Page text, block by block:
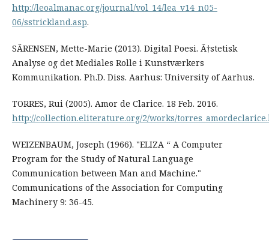
http://leoalmanac.org/journal/vol_14/lea_v14_n05-
06/sstrickland.asp.
SÃRENSEN, Mette-Marie (2013). Digital Poesi. Ã†stetisk
Analyse og det Mediales Rolle i Kunstværkers
Kommunikation. Ph.D. Diss. Aarhus: University of Aarhus.
TORRES, Rui (2005). Amor de Clarice. 18 Feb. 2016.
http://collection.eliterature.org/2/works/
WEIZENBAUM, Joseph (1966). "ELIZA “ A Computer
Program for the Study of Natural Language
Communication between Man and Machine."
Communications of the Association for Computing
Machinery 9: 36-45.